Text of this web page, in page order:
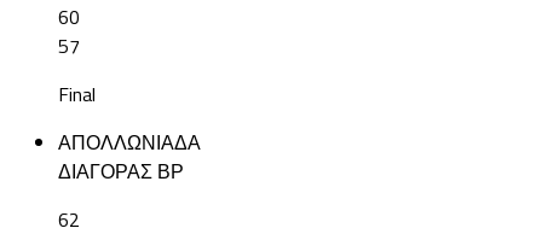
60
57
Final
ΑΠΟΛΛΩΝΙΑΔΑ
ΔΙΑΓΟΡΑΣ ΒΡ
62